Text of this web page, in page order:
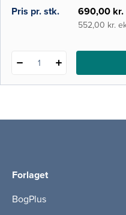
Siden den
e-bog
Pris pr. stk. 690,00 kr.
552,00 kr.
1
Forlaget
BogPlus